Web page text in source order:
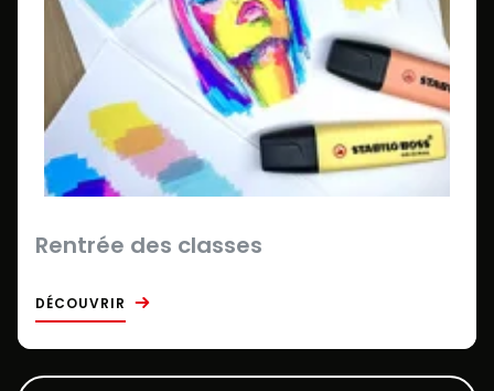
Rentrée des classes
DÉCOUVRIR